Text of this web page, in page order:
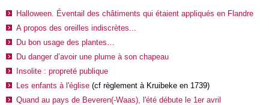
Halloween. Éventail des châtiments qui étaient appliqués en Flandre
A propos des oreilles indiscrètes...
Du bon usage des plantes…
Du danger d’avoir une plume à son chapeau
Insolite : propreté publique
Les enfants à l'église(cf règlement à Kruibeke en 1739)
Quand au pays de Beveren(-Waas), l'été débute le 1er avril